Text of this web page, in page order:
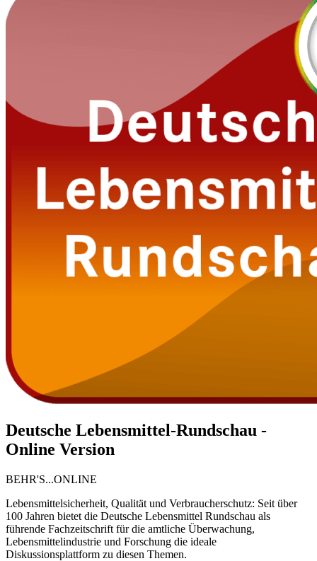
Deutsche Lebensmittel-Rundschau -
Online Version
BEHR'S...ONLINE
Lebensmittelsicherheit, Qualität und Verbraucherschutz: Seit über
100 Jahren bietet die Deutsche Lebensmittel Rundschau als
führende Fachzeitschrift für die amtliche Überwachung,
Lebensmittelindustrie und Forschung die ideale
Diskussionsplattform zu diesen Themen.